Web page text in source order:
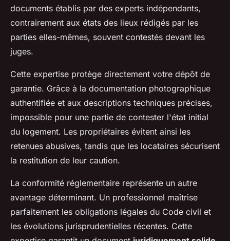
documents établis par des experts indépendants,
contrairement aux états des lieux rédigés par les
parties elles-mêmes, souvent contestés devant les
juges.
Cette expertise protège directement votre dépôt de
garantie. Grâce à la documentation photographique
authentifiée et aux descriptions techniques précises,
impossible pour une partie de contester l'état initial
du logement. Les propriétaires évitent ainsi les
retenues abusives, tandis que les locataires sécurisent
la restitution de leur caution.
La conformité réglementaire représente un autre
avantage déterminant. Un professionnel maîtrise
parfaitement les obligations légales du Code civil et
les évolutions jurisprudentielles récentes. Cette